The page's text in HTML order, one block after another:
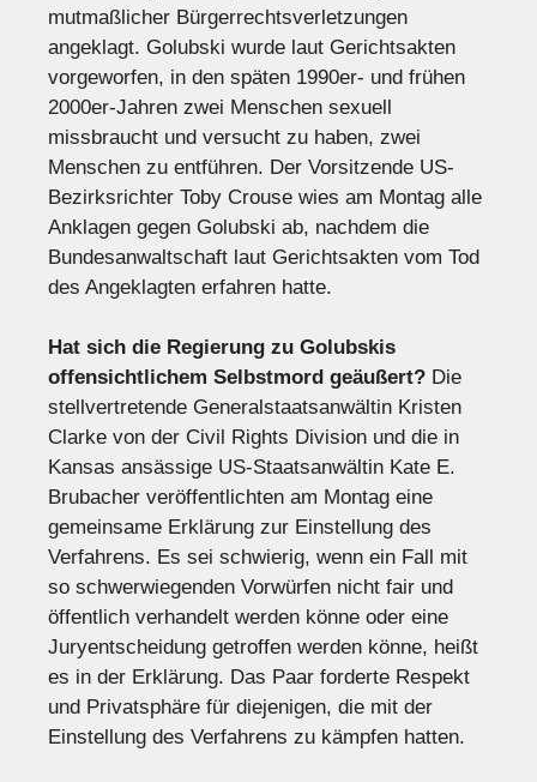
mutmaßlicher Bürgerrechtsverletzungen
angeklagt. Golubski wurde laut Gerichtsakten
vorgeworfen, in den späten 1990er- und frühen
2000er-Jahren zwei Menschen sexuell
missbraucht und versucht zu haben, zwei
Menschen zu entführen. Der Vorsitzende US-
Bezirksrichter Toby Crouse wies am Montag alle
Anklagen gegen Golubski ab, nachdem die
Bundesanwaltschaft laut Gerichtsakten vom Tod
des Angeklagten erfahren hatte.
Hat sich die Regierung zu Golubskis
offensichtlichem Selbstmord geäußert? Die
stellvertretende Generalstaatsanwältin Kristen
Clarke von der Civil Rights Division und die in
Kansas ansässige US-Staatsanwältin Kate E.
Brubacher veröffentlichten am Montag eine
gemeinsame Erklärung zur Einstellung des
Verfahrens. Es sei schwierig, wenn ein Fall mit
so schwerwiegenden Vorwürfen nicht fair und
öffentlich verhandelt werden könne oder eine
Juryentscheidung getroffen werden könne, heißt
es in der Erklärung. Das Paar forderte Respekt
und Privatsphäre für diejenigen, die mit der
Einstellung des Verfahrens zu kämpfen hatten.